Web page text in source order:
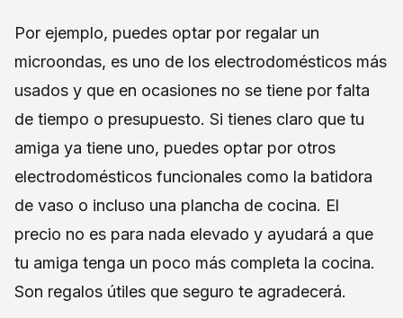
Por ejemplo, puedes optar por regalar un
microondas, es uno de los electrodomésticos más
usados y que en ocasiones no se tiene por falta
de tiempo o presupuesto. Si tienes claro que tu
amiga ya tiene uno, puedes optar por otros
electrodomésticos funcionales como la batidora
de vaso o incluso una plancha de cocina. El
precio no es para nada elevado y ayudará a que
tu amiga tenga un poco más completa la cocina.
Son regalos útiles que seguro te agradecerá.